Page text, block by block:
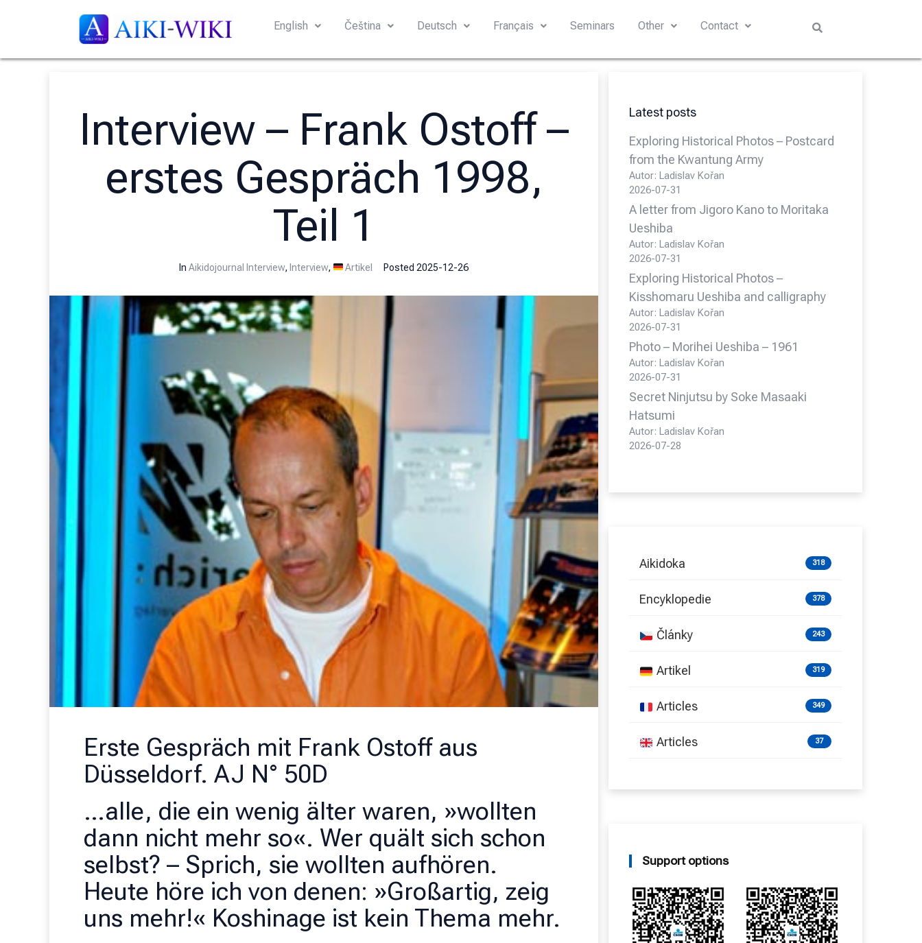
English Čeština Deutsch Français Seminars Other Contact
Interview – Frank Ostoff –
erstes Gespräch 1998,
Teil 1
In Aikidojournal Interview, Interview, Artikel Posted 2025-12-26
Erste Gespräch mit Frank Ostoff aus
Düsseldorf. AJ N° 50D
…alle, die ein wenig älter waren, »wollten
dann nicht mehr so«. Wer quält sich schon
selbst? – Sprich, sie wollten aufhören.
Heute höre ich von denen: »Großartig, zeig
uns mehr!« Koshinage ist kein Thema mehr.
Latest posts
Exploring Historical Photos – Postcard
from the Kwantung Army
Autor: Ladislav Kořan
2026-07-31
A letter from Jigoro Kano to Moritaka
Ueshiba
Autor: Ladislav Kořan
2026-07-31
Exploring Historical Photos –
Kisshomaru Ueshiba and calligraphy
Autor: Ladislav Kořan
2026-07-31
Photo – Morihei Ueshiba – 1961
Autor: Ladislav Kořan
2026-07-31
Secret Ninjutsu by Soke Masaaki
Hatsumi
Autor: Ladislav Kořan
2026-07-28
Aikidoka 318
Encyklopedie 378
Články 243
Artikel 319
Articles 349
Articles 37
Support options